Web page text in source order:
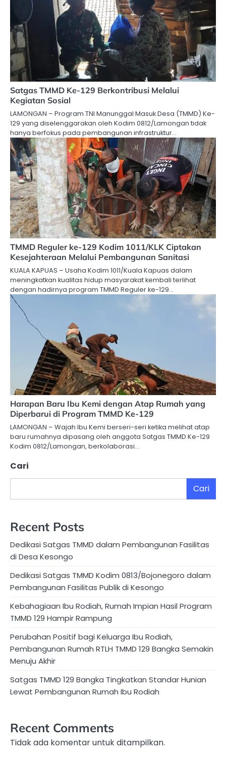
Satgas TMMD Ke-129 Berkontribusi Melalui
Kegiatan Sosial
LAMONGAN – Program TNI Manunggal Masuk Desa (TMMD) Ke-
129 yang diselenggarakan oleh Kodim 0812/Lamongan tidak
hanya berfokus pada pembangunan infrastruktur…
TMMD Reguler ke-129 Kodim 1011/KLK Ciptakan
Kesejahteraan Melalui Pembangunan Sanitasi
KUALA KAPUAS – Usaha Kodim 1011/Kuala Kapuas dalam
meningkatkan kualitas hidup masyarakat kembali terlihat
dengan hadirnya program TMMD Reguler ke-129…
Harapan Baru Ibu Kemi dengan Atap Rumah yang
Diperbarui di Program TMMD Ke-129
LAMONGAN – Wajah Ibu Kemi berseri-seri ketika melihat atap
baru rumahnya dipasang oleh anggota Satgas TMMD Ke-129
Kodim 0812/Lamongan, berkolaborasi…
Cari
Cari
Recent Posts
Dedikasi Satgas TMMD dalam Pembangunan Fasilitas
di Desa Kesongo
Dedikasi Satgas TMMD Kodim 0813/Bojonegoro dalam
Pembangunan Fasilitas Publik di Kesongo
Kebahagiaan Ibu Rodiah, Rumah Impian Hasil Program
TMMD 129 Hampir Rampung
Perubahan Positif bagi Keluarga Ibu Rodiah,
Pembangunan Rumah RTLH TMMD 129 Bangka Semakin
Menuju Akhir
Satgas TMMD 129 Bangka Tingkatkan Standar Hunian
Lewat Pembangunan Rumah Ibu Rodiah
Recent Comments
Tidak ada komentar untuk ditampilkan.